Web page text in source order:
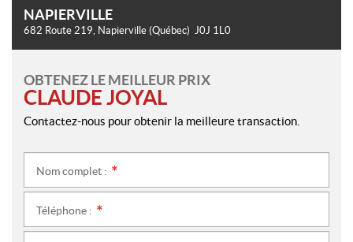
NAPIERVILLE
682 Route 219, Napierville (Québec) J0J 1L0
OBTENEZ LE MEILLEUR PRIX
CLAUDE JOYAL
Contactez-nous pour obtenir la meilleure transaction.
Nom complet :
Téléphone :